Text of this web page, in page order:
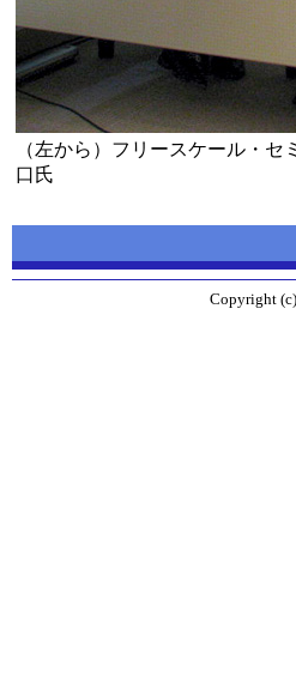
（左から）フリースケール・
口氏
Copyright